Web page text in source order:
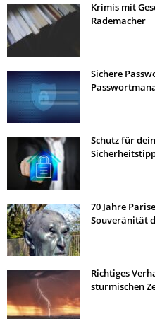
Krimis mit
Rademacher
Sichere
Schutz für
70 Jahre
Souveränität
Richtiges
stürmischen